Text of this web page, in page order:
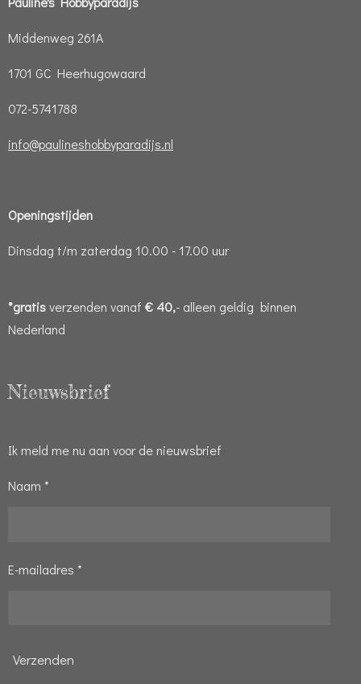
Middenweg 261A
1701 GC Heerhugowaard
072-5741788
info@paulineshobbyparadijs.nl
Openingstijden
Dinsdag t/m zaterdag 10.00 - 17.00 uur
*gratisverzenden vanaf € 40,- alleen geldig binnen
Nederland
Nieuwsbrief
Ik meld me nu aan voor de nieuwsbrief
Naam *
E-mailadres *
Verzenden